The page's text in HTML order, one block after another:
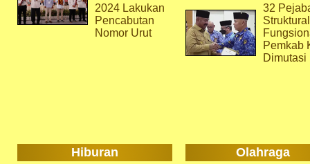
2024 Lakukan
Pencabutan
Nomor Urut
32
Pemkab
Dimutasi
Hiburan Olahraga